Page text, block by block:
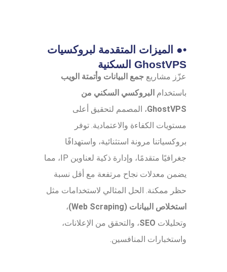
•● الميزات المتقدمة لبروكسيات
GhostVPS السكنية
عزّز مشاريع جمع البيانات وأتمتة الويب
باستخدام البروكسي السكني من
GhostVPS، المصمم لتحقيق أعلى
مستويات الكفاءة والاعتمادية. توفر
بروكسياتنا مرونة استثنائية، واستهدافًا
جغرافيًا متقدمًا، وإدارة ذكية لعناوين IP، مما
يضمن معدلات نجاح مرتفعة مع أقل نسبة
حظر ممكنة. الحل المثالي لاستخدامات مثل
استخلاص البيانات (Web Scraping)
،
وتحليلات SEO، والتحقق من الإعلانات،
واستخبارات المنافسين.